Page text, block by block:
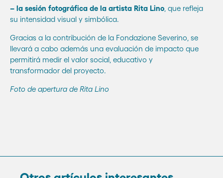
– la sesión fotográfica de la artista Rita Lino , que refleja
su intensidad visual y simbólica.
Gracias a la contribución de la Fondazione Severino, se
llevará a cabo además una evaluación de impacto que
permitirá medir el valor social, educativo y
transformador del proyecto.
Foto de apertura de Rita Lino